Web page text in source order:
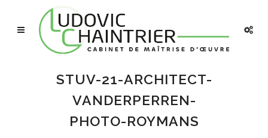
STUV-21-ARCHITECT-
VANDERPERREN-
PHOTO-ROYMANS